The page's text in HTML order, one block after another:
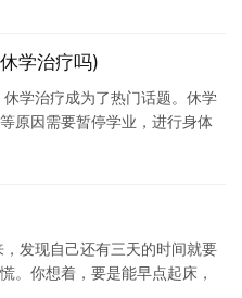
学治疗吗)
学治疗成为了热门话题。休学
原因需要暂停学业，进行身体
发现自己还有三天的时间就要
。你想着，要是能早点起床，